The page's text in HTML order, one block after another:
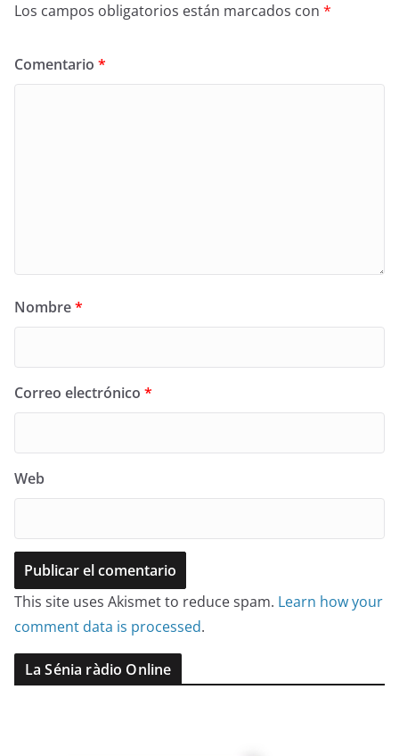
Los campos obligatorios están marcados con *
Comentario *
Nombre*
Correo electrónico *
Web
This site uses Akismet to reduce spam. Learn how your
comment data is processed.
La Sénia ràdio Online